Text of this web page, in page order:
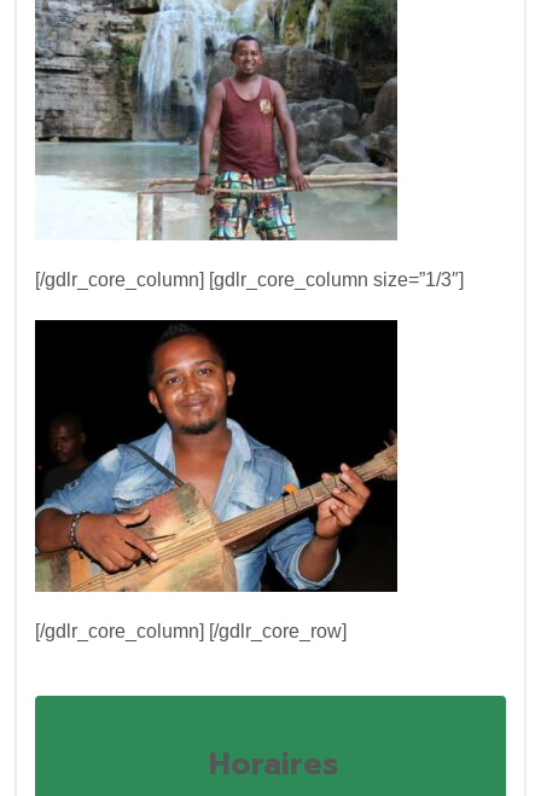
[/gdlr_core_column] [gdlr_core_column size=”1/3″]
[/gdlr_core_column] [/gdlr_core_row]
Horaires